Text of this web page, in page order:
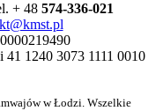
+ 48 574-336-021
1240 3073 1111 0010
w Łodzi. Wszelkie